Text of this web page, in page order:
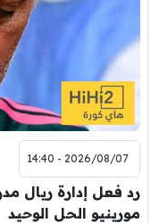
2026/08/07 - 14:40
رد فعل إدارة ريال
مورينيو الحل الوحيد